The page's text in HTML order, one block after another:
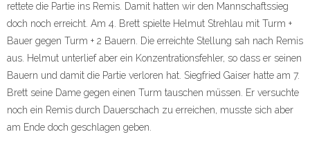
rettete die Partie ins Remis. Damit hatten wir den Mannschaftssieg
doch noch erreicht. Am 4. Brett spielte Helmut Strehlau mit Turm +
Bauer gegen Turm + 2 Bauern. Die erreichte Stellung sah nach Remis
aus. Helmut unterlief aber ein Konzentrationsfehler, so dass er seinen
Bauern und damit die Partie verloren hat. Siegfried Gaiser hatte am 7.
Brett seine Dame gegen einen Turm tauschen müssen. Er versuchte
noch ein Remis durch Dauerschach zu erreichen, musste sich aber
am Ende doch geschlagen geben.